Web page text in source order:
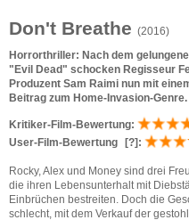
Don't Breathe (2016)
Horrorthriller: Nach dem
"Evil Dead" schocken Regisseur
Produzent Sam Raimi nun mit
Beitrag zum Home-Invasion-Genre.
Kritiker-Film-Bewertung:
User-Film-Bewertung
[?] :
Rocky, Alex und Money sind drei
die ihren Lebensunterhalt mit
Einbrüchen bestreiten. Doch die
schlecht, mit dem Verkauf der